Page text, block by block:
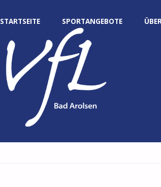
Inhalt
springen
STARTSEITE SPORTANGEBOTE